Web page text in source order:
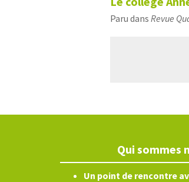
Paru dans Revue
Qui sommes
Un point de rencontre